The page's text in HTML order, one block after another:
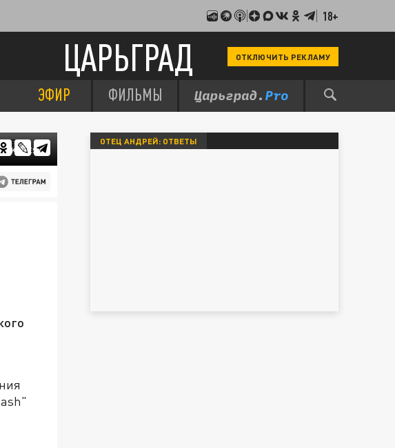
18+
ЦАРЬГРАД ОТКЛЮЧИТЬ РЕКЛАМУ
ЭФИР ФИЛЬМЫ
ОТЕЦ АНДРЕЙ: ОТВЕТЫ